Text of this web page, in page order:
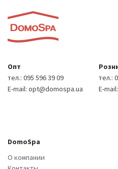
Опт
тел.: 095 596 39 09
E-mail: opt@domospa.ua
тел.:
E-mail:
DomoSpa
О компании